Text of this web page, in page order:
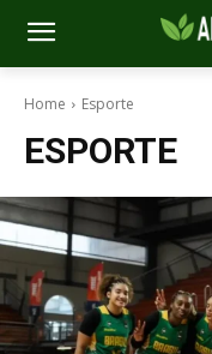
Home Esporte
ESPORTE